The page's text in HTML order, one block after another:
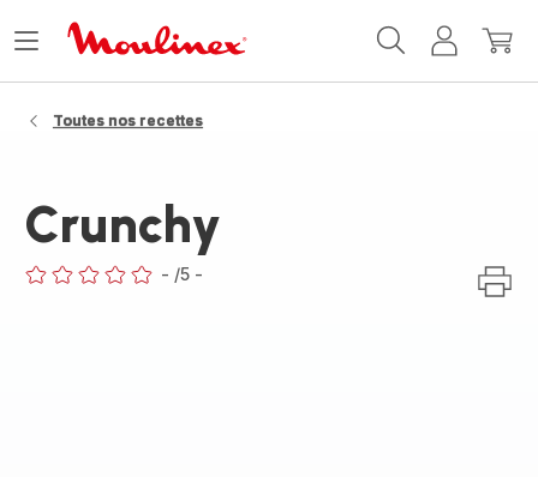
MonMon
Ouvrir
Toutes nos recettes
Crunchy
- /5 -